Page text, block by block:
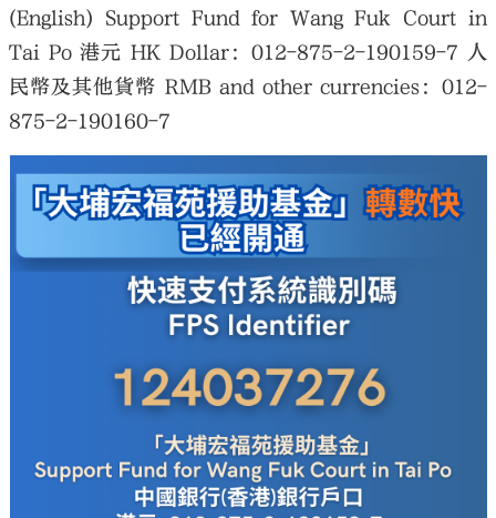
(English) Support Fund for Wang Fuk Court in
Tai Po 港元 HK Dollar：012-875-2-190159-7 人
民幣及其他貨幣 RMB and other currencies：012-
875-2-190160-7